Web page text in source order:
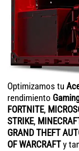
Optimizamos tu
rendimiento
FORTNITE,
STRIKE,
GRAND THEFT
OF WARCRAFTy